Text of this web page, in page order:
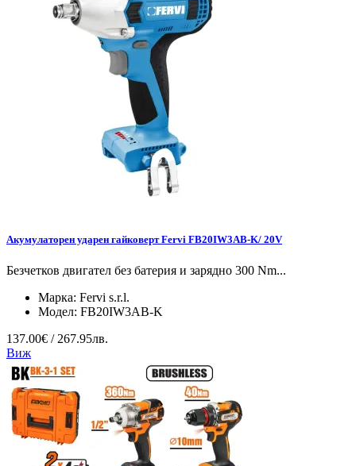
Акумулаторен ударен гайковерт Fervi FB20IW3AB-K/ 20V
Безчетков двигател без батерия и зарядно 300 Nm...
Марка: Fervi s.r.l.
Модел: FB20IW3AB-K
137.00€ / 267.95лв.
Виж